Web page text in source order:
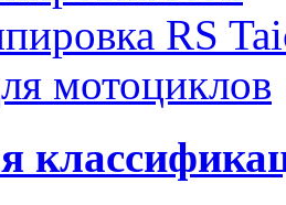
RS
мотоциклов